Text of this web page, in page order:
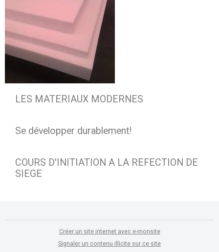
LES MATERIAUX MODERNES
Se développer durablement!
COURS D'INITIATION A LA REFECTION DE
SIEGE
Créer un site internet avec e-monsite
Signaler un contenu illicite sur ce site